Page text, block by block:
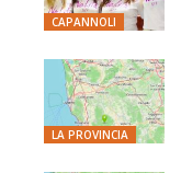
CAPANNOLI
LA PROVINCIA